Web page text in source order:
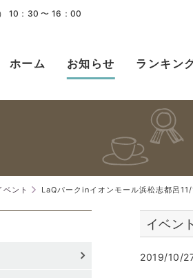
10：30 〜 16：00
ホーム お知らせ ランキン
ベント LaQパークinイオンモール浜松志都呂
イベント
2019/10/